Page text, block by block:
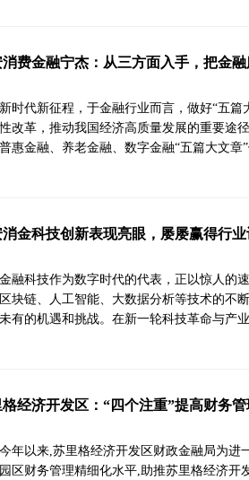
费金融宁杰：从三方面入手，把金
新时代新征程，于金融行业而言，做好“五篇
改革，推动我国经济高质量发展的重要途
惠金融、养老金融、数字金融“五篇大文
金科技创新表现亮眼，屡屡赢得行
金融科技作为数字时代的代表，正以惊人的
块链、人工智能、大数据分析等技术的不
有的机遇和挑战。在新一轮科技革命与
经济开发区：“四个注重”提高财务
今年以来,苏里格经济开发区财政金融局为进
区财务管理精细化水平,助推苏里格经济开